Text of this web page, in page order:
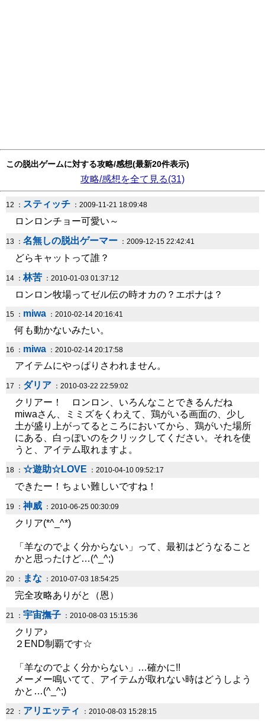
この脱出ゲームに対する攻略/感想(最新20件表示)
攻略/感想を全て見る(31)
12 ： スティッチ ：2009-11-21 18:09:48
ロンロンチョー可愛い～
13 ： 名無しの脱出ゲーマー ：2009-12-15 22:42:41
どらキャットって誰？
14 ：林苦 ：2010-01-03 01:37:12
ロンロン牧場ってゼル伝の時オカの？エポナは？
15 ： miwa ：2010-02-14 20:16:41
何も動かないみたい。
16 ： miwa ：2010-02-14 20:17:58
アイテムにやっぱりさわれません。
17 ： ダリア ：2010-03-22 22:59:02
クリアー！ ロンロン、いろんなことできるんだね
miwaさん、ミミズをくわえて、鶏がいる画面の、少し
土が盛り上がってるところにおいてから、鶏がいた場所
にある、白っぽいのをクリックしてください。それを使
うと、アイテム取れますよ。
18 ： ☆遊助☆LOVE ：2010-04-10 09:52:17
できたー！ちょい難しいですね！
19 ： 神威 ：2010-06-25 00:30:09
クリア(*^_^*)
「羊なのでよく分からない」って、最初はどうなること
かと思ったけど…(^_^;)
20 ： まな ：2010-07-03 18:54:25
完全攻略ありがと（恩）
21 ： 宇宙撫子 ：2010-08-03 15:15:36
クリア♪
２END制覇です☆
「羊なのでよく分からない」…確かに!!
メーメー鳴いてて、アイテムが取れない時はどうしよう
かと…(^_^;)
22 ： アリエッティ ：2010-08-03 15:28:15